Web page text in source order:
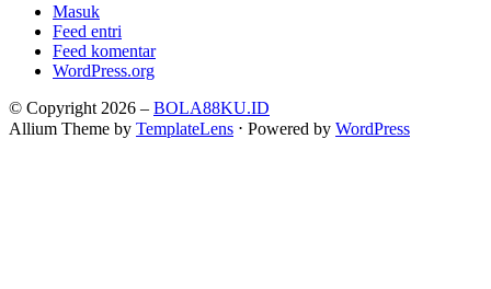
Masuk
Feed entri
Feed komentar
WordPress.org
© Copyright 2026 – BOLA88KU.ID
Allium Theme by TemplateLens ⋅ Powered by WordPress